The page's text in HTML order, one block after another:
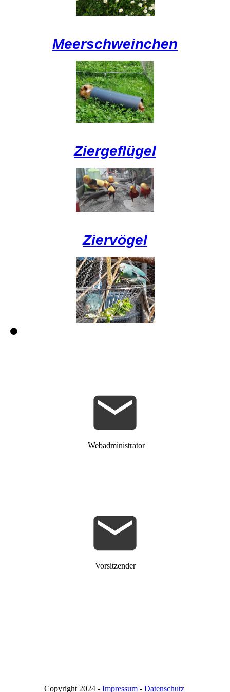
Meerschweinchen
Ziergeflügel
Ziervögel
Webadministrator
Vorsitzender
Copyright 2024 - Impressum- Datenschutz